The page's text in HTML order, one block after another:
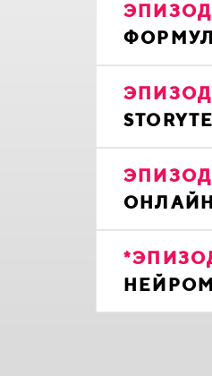
ЭПИЗОД
ЭПИЗОД
ЭПИЗОД
ОНЛАЙН